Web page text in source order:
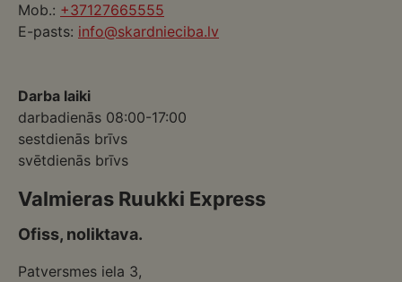
Mob.: +37127665555
E-pasts: info@skardnieciba.lv
Darba laiki
darbadienās 08:00-17:00
sestdienās brīvs
svētdienās brīvs
Valmieras Ruukki Express
Ofiss, noliktava.
Patversmes iela 3,